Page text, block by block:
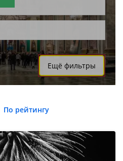
Ещё фильтры
По рейтингу